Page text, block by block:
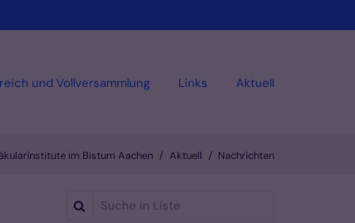
und Vollversammlung Links Aktuell
im Bistum Aachen Aktuell Nachrichten
Suche in Liste